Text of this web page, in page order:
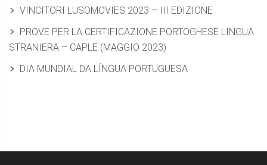
VINCITORI LUSOMOVIES 2023 – III EDIZIONE
PROVE PER LA CERTIFICAZIONE PORTOGHESE LINGUA
STRANIERA – CAPLE (MAGGIO 2023)
DIA MUNDIAL DA LÍNGUA PORTUGUESA